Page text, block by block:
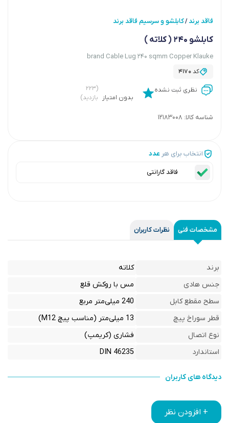
فاقد برند/کابلشو و سرسیم فاقد برند
کابلشو 240 ( کلاته )
brand Cable Lug 240 sqmm Copper Klauke
کد4170
نظری ثبت نشده
بدون امتیاز
(۲۲۳
بازدید)
شناسه کالا: 12183008
انتخاب برای هر عدد
فاقد گارانتی
مشخصات فنی نظرات کاربران
برند
کلاته
جنس هادی
مس با روکش قلع
سطح مقطع کابل
240 میلی‌متر مربع
قطر سوراخ پیچ
13 میلی‌متر (مناسب پیچ M12)
نوع اتصال
فشاری (کریمپ)
استاندارد
DIN 46235
دیدگاه های کاربران
+ افزودن نظر